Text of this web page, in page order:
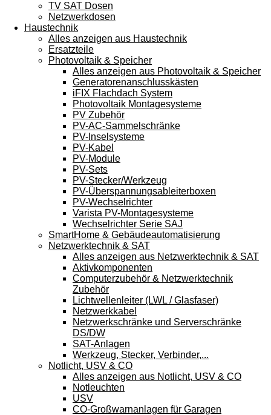
TV SAT Dosen
Netzwerkdosen
Haustechnik
Alles anzeigen aus Haustechnik
Ersatzteile
Photovoltaik & Speicher
Alles anzeigen aus Photovoltaik & Speicher
Generatorenanschlusskästen
iFIX Flachdach System
Photovoltaik Montagesysteme
PV Zubehör
PV-AC-Sammelschränke
PV-Inselsysteme
PV-Kabel
PV-Module
PV-Sets
PV-Stecker/Werkzeug
PV-Überspannungsableiterboxen
PV-Wechselrichter
Varista PV-Montagesysteme
Wechselrichter Serie SAJ
SmartHome & Gebäudeautomatisierung
Netzwerktechnik & SAT
Alles anzeigen aus Netzwerktechnik & SAT
Aktivkomponenten
Computerzubehör & Netzwerktechnik
Zubehör
Lichtwellenleiter (LWL / Glasfaser)
Netzwerkkabel
Netzwerkschränke und Serverschränke
DS/DW
SAT-Anlagen
Werkzeug, Stecker, Verbinder,...
Notlicht, USV & CO
Alles anzeigen aus Notlicht, USV & CO
Notleuchten
USV
CO-Großwarnanlagen für Garagen